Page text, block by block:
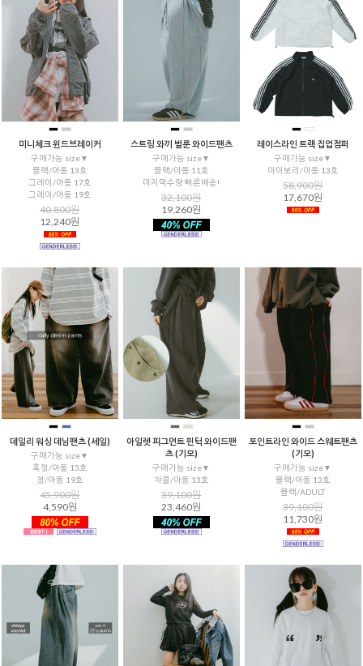
미니체크 윈드브레이커
구매가능 size▼
블랙/아동 13호
그레이/아동 17호
그레이/아동 19호
40,800원
12,240원
스트링 와끼 벌룬 와이드팬츠
구매가능 size▼
블랙/아동 11호
마지막수량 빠른배송!
32,100원
19,260원
레이스라인 트랙 집업점퍼
구매가능 size▼
아이보리/아동 13호
58,900원
17,670원
데일리 워싱 데님팬츠 (세일)
구매가능 size▼
흑청/아동 13호
청/아동 19호
45,900원
4,590원
아일렛 피그먼트 핀턱 와이드팬
츠 (기모)
구매가능 size▼
챠콜/아동 13호
39,100원
23,460원
포인트라인 와이드 스웨트팬츠
(기모)
구매가능 size▼
블랙/아동 13호
블랙/ADULT
39,100원
11,730원